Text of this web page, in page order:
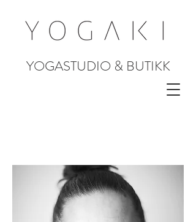
YOGASTUDIO & BUTIKK